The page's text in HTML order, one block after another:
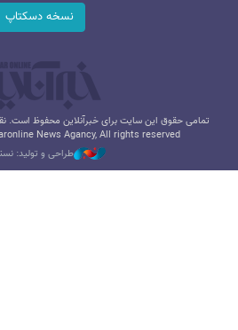
نسخه دسکتاپ
تمامی حقوق این سایت برای خبرآنلاین محفوظ است.
News Agancy, All rights reserved
طراحی و تولید: